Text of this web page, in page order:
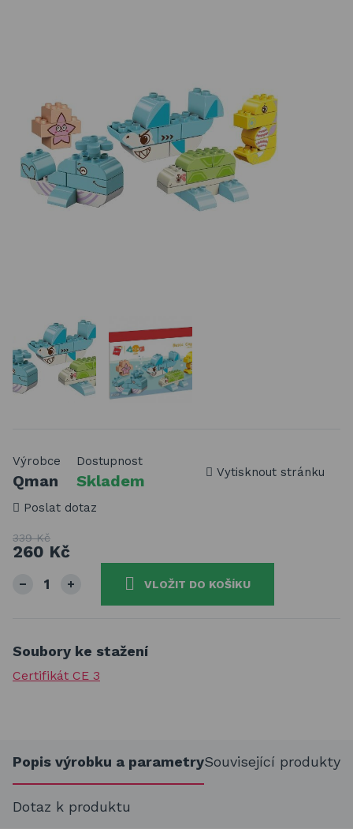
Trampolíny
Výprodej
VŠE O NÁKUPU
BLOG
KONTAKT
Výrobce
Qman
Dostupnost
Skladem Vytisknout stránku
Poslat dotaz
339 Kč
260 Kč
VLOŽIT DO KOŠÍKU
Soubory ke stažení
Certifikát CE 3
Popis výrobku a parametrySouvisející produkty
Dotaz k produktu